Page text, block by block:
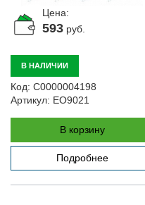
Цена:
593 руб.
В НАЛИЧИИ
Код: С0000004198
Артикул: EO9021
В корзину
Подробнее